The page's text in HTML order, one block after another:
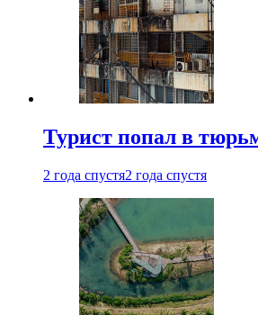
Турист попал в
2 года спустя2 года спустя